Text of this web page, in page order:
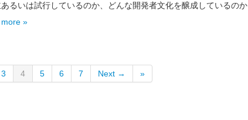
るいは試行しているのか、どんな開発者文化を醸成しているのか
»
3 4 5 6 7 Next → »